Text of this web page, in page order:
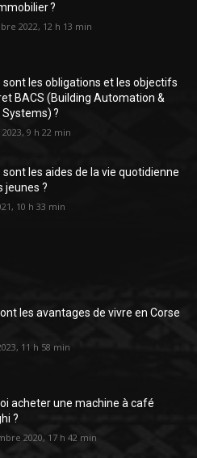
?
2022, 12 h 13 min
sont les obligations et les objectifs
BACS (Building Automation &
?
9 h 22 min
sont les aides de la vie quotidienne
jeunes ?
10 h 33 min
les avantages de vivre en Corse
11 h 58 min
acheter une machine à café
?
2020, 17 h 42 min